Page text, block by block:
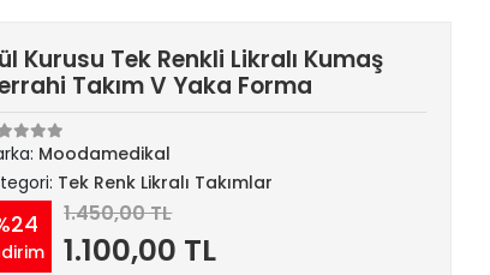
Kurusu Tek Renkli Likralı Kumaş
Takım V Yaka Forma
Moodamedikal
Tek Renk Likralı Takımlar
1.450,00 TL
1.100,00 TL